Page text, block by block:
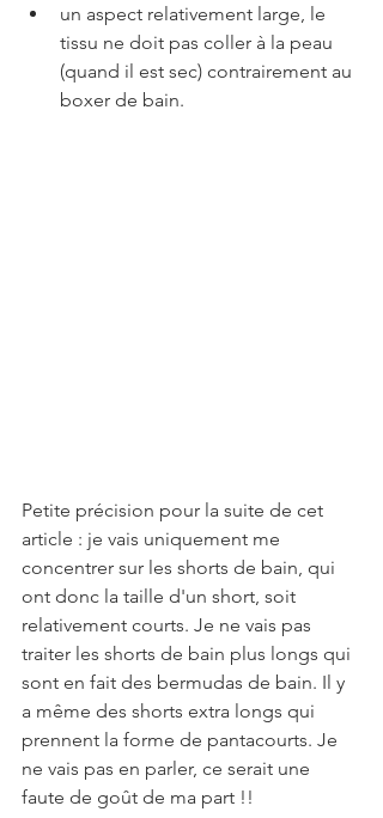
un aspect relativement large, le
tissu ne doit pas coller à la peau
(quand il est sec) contrairement au
boxer de bain.
Petite précision pour la suite de cet
article : je vais uniquement me
concentrer sur les shorts de bain, qui
ont donc la taille d'un short, soit
relativement courts. Je ne vais pas
traiter les shorts de bain plus longs qui
sont en fait des bermudas de bain. Il y
a même des shorts extra longs qui
prennent la forme de pantacourts. Je
ne vais pas en parler, ce serait une
faute de goût de ma part !!